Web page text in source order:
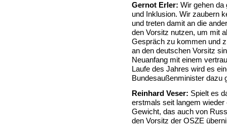
Gernot Erler: Wir gehen da
und Inklusion. Wir zaubern
und treten damit an die
den Vorsitz nutzen, um mit
Gespräch zu kommen und
an den deutschen Vorsitz
Neuanfang mit einem
Laufe des Jahres wird es
Bundesaußenminister dazu
Reinhard Veser: Spielt es
erstmals seit langem
Gewicht, das auch von
den Vorsitz der OSZE